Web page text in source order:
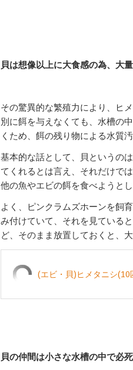
貝は想像以上に大食感の為、大
その驚異的な繁殖力により、ヒ
別に餌を与えなくても、水槽の
くため、餌の残り物による水質
基本的な話として、貝というの
てくれるとは言え、それだけで
他の魚やエビの餌を食べようと
よく、ピンクラムズホーンを飼
み付けていて、それを見ている
ど、そのまま放置しておくと、
(エビ・貝)ヒメタニシ
貝の仲間は小さな水槽の中で必